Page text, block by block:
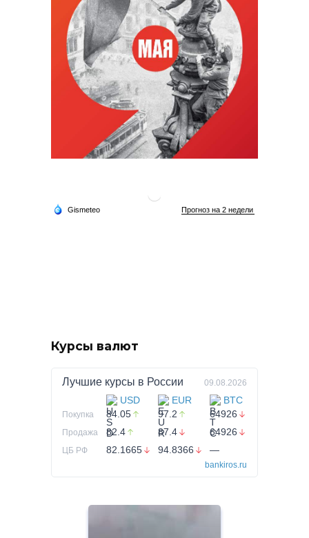
Курсы валют
Лучшие курсы в России 09.08.2026
USD EUR BTC
Покупка 84.05 97.2 64926
Продажа 82.4 87.4 64926
ЦБ РФ 82.1665 94.8366 —
bankiros.ru